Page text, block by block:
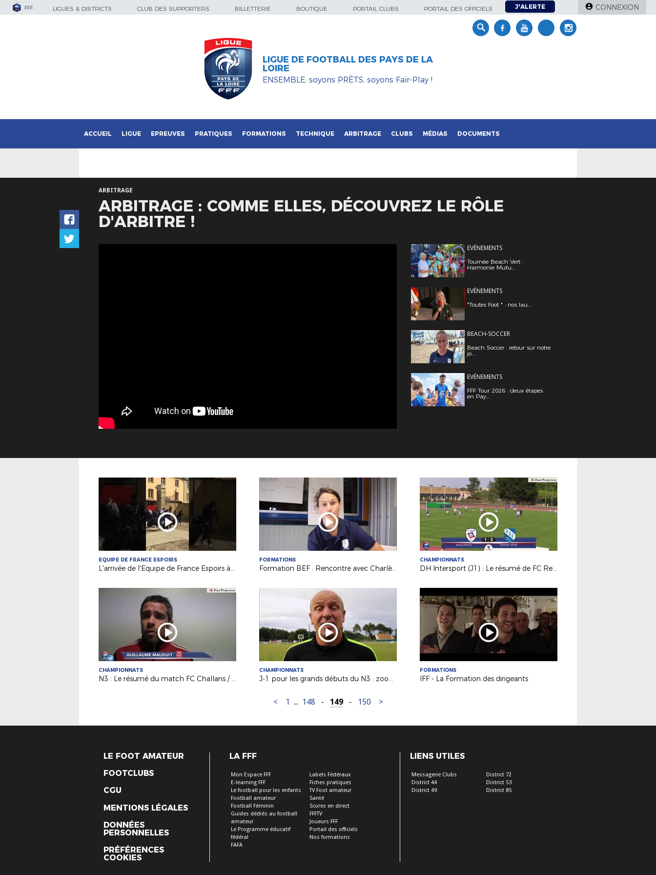
FFF LIGUES & DISTRICTS CLUB DES SUPPORTERS BILLETTERIE BOUTIQUE PORTAIL CLUBS PORTAIL DES OFFICIELS J'ALERTE CONNEXION
LIGUE DE FOOTBALL DES PAYS DE LA
LOIRE
ENSEMBLE, soyons PRÊTS, soyons Fair-Play !
ACCUEIL LIGUE EPREUVES PRATIQUES FORMATIONS TECHNIQUE ARBITRAGE CLUBS MÉDIAS DOCUMENTS
ARBITRAGE
ARBITRAGE : COMME ELLES, DÉCOUVREZ LE RÔLE
D'ARBITRE !
EVÉNEMENTS
Tournée Beach Vert :
Harmonie Mutu...
EVÉNEMENTS
"Toutes Foot " : nos lau...
BEACH-SOCCER
Beach Soccer : retour sur notre
jo...
EVÉNEMENTS
FFF Tour 2026 : deux étapes
en Pay...
EQUIPE DE FRANCE ESPOIRS
L'arrivée de l'Equipe de France Espoirs à Laval !
FORMATIONS
Formation BEF : Rencontre avec Charlène Karsenti, joueuse et éducatrice au Mans FC
CHAMPIONNATS
DH Intersport (J1) : Le résumé de FC Rezé / AS La Châtaigneraie (1-2)
CHAMPIONNATS
N3 : Le résumé du match FC Challans / Voltigeurs de Châteaubriant
CHAMPIONNATS
J-1 pour les grands débuts du N3 : zoom sur l’un des promus…
FORMATIONS
IFF - La Formation des dirigeants
< 1 ... 148 - 149 - 150 >
LE FOOT AMATEUR
FOOTCLUBS
CGU
MENTIONS LÉGALES
DONNÉES
PERSONNELLES
PRÉFÉRENCES
COOKIES
LA FFF
Mon Espace FFF
E-learning FFF
Le football pour les enfants
Football amateur
Football Féminin
Guides dédiés au football
amateur
Le Programme éducatif
fédéral
FAFA
Labels Fédéraux
Fiches pratiques
TV Foot amateur
Santé
Scores en direct
FFFTV
Joueurs FFF
Portail des officiels
Nos formations
LIENS UTILES
Messagerie Clubs
District 44
District 49
District 72
District 53
District 85